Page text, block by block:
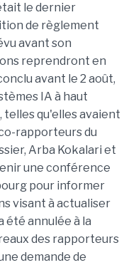
le dernier
de règlement
avant son
reprendront en
avant le 2 août,
IA à haut
telles qu'elles avaient
rapporteurs du
Arba Kokalari et
une conférence
pour informer
visant à actualiser
été annulée à la
des rapporteurs
demande de